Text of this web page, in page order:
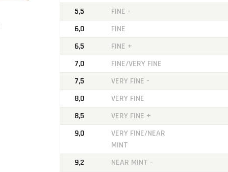
5,5
FINE -
6,0
FINE
6,5
FINE +
7,0
FINE/VERY FINE
7,5
VERY FINE -
8,0
VERY FINE
8,5
VERY FINE +
9,0
VERY FINE/NEAR
MINT
9,2 NEAR MINT -